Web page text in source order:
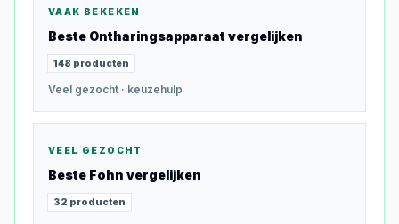
VAAK BEKEKEN
Beste Ontharingsapparaat vergelijken
148 producten
Veel gezocht · keuzehulp
VEEL GEZOCHT
Beste Fohn vergelijken
32 producten